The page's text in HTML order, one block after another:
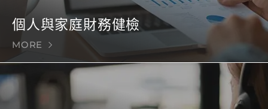
個人與家庭財務健檢
MORE